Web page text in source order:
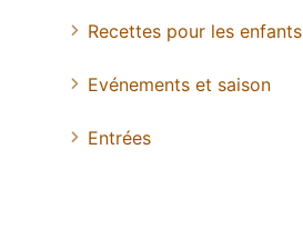
Recettes pour les enfants
Evénements et saison
Entrées